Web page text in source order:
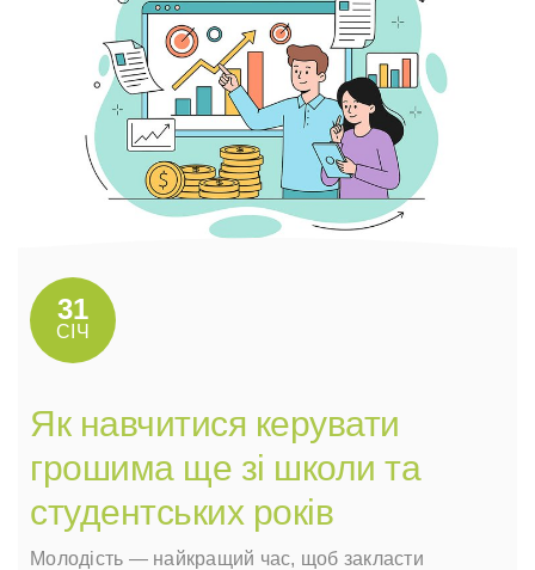
31
СІЧ
Як навчитися керувати
грошима ще зі школи та
студентських років
Молодість — найкращий час, щоб закласти